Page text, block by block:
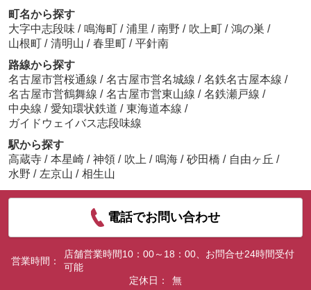
町名から探す
大字中志段味 / 鳴海町 / 浦里 / 南野 / 吹上町 / 鴻の巣 /
山根町 / 清明山 / 春里町 / 平針南
路線から探す
名古屋市営桜通線 / 名古屋市営名城線 / 名鉄名古屋本線 /
名古屋市営鶴舞線 / 名古屋市営東山線 / 名鉄瀬戸線 /
中央線 / 愛知環状鉄道 / 東海道本線 /
ガイドウェイバス志段味線
駅から探す
高蔵寺 / 本星崎 / 神領 / 吹上 / 鳴海 / 砂田橋 / 自由ヶ丘 /
水野 / 左京山 / 相生山
電話でお問い合わせ
営業時間：
店舗営業時間10：00～18：00、お問合せ24時間受付
可能
定休日：
無